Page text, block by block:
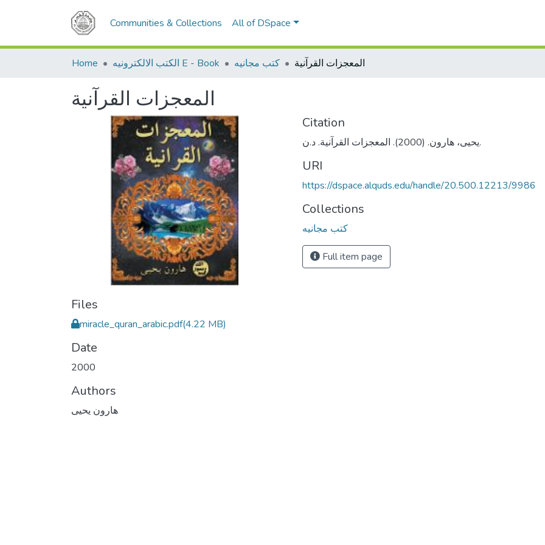
Communities & Collections All of DSpace
Home الكتب الالكترونيه E - Book كتب مجانيه المعجزات القرآنية
المعجزات القرآنية
Files
miracle_quran_arabic.pdf(4.22 MB)
Date
2000
Authors
هارون يحيى
Citation
يحيى، هارون. (2000). المعجزات القرآنية. د.ن.
URI
https://dspace.alquds.edu/handle/20.500.12213/9986
Collections
كتب مجانيه
Full item page